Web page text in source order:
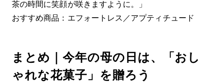
茶の時間に笑顔が咲きますように。」
おすすめ商品：エフォートレス／アプティチュード
まとめ｜今年の母の日は、「おし
ゃれな花菓子」を贈ろう